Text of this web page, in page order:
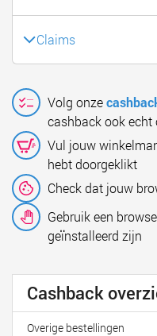
Claims
Volg onze
cashback ook echt
Vul jouw
hebt doorgeklikt
Check dat jouw
Gebruik een
geïnstalleerd zijn
Cashback
Overige bestellingen